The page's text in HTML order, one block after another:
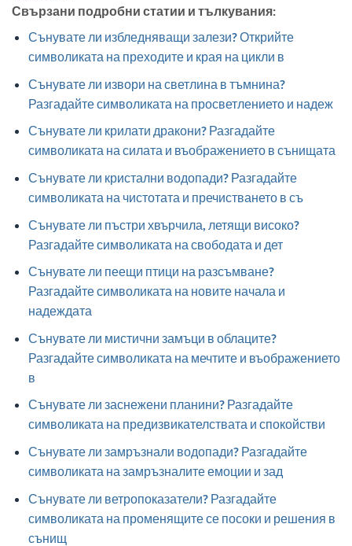
Свързани подробни статии и тълкувания:
Сънувате ли избледняващи залези? Открийте
символиката на преходите и края на цикли в
Сънувате ли извори на светлина в тъмнина?
Разгадайте символиката на просветлението и надеж
Сънувате ли крилати дракони? Разгадайте
символиката на силата и въображението в сънищата
Сънувате ли кристални водопади? Разгадайте
символиката на чистотата и пречистването в съ
Сънувате ли пъстри хвърчила, летящи високо?
Разгадайте символиката на свободата и дет
Сънувате ли пеещи птици на разсъмване?
Разгадайте символиката на новите начала и
надеждата
Сънувате ли мистични замъци в облаците?
Разгадайте символиката на мечтите и въображението
в
Сънувате ли заснежени планини? Разгадайте
символиката на предизвикателствата и спокойстви
Сънувате ли замръзнали водопади? Разгадайте
символиката на замръзналите емоции и зад
Сънувате ли ветропоказатели? Разгадайте
символиката на променящите се посоки и решения в
сънищ